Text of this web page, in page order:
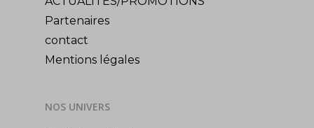
Partenaires
contact
Mentions légales
NOS UNIVERS